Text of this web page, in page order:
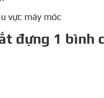
vực máy móc
đựng 1 bình